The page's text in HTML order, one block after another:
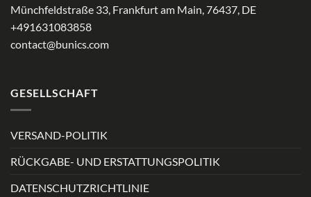
Münchfeldstraße 33, Frankfurt am Main, 76437, DE
+491631083858
contact@bunics.com
GESELLSCHAFT
VERSAND-POLITIK
RÜCKGABE- UND ERSTATTUNGSPOLITIK
DATENSCHUTZRICHTLINIE